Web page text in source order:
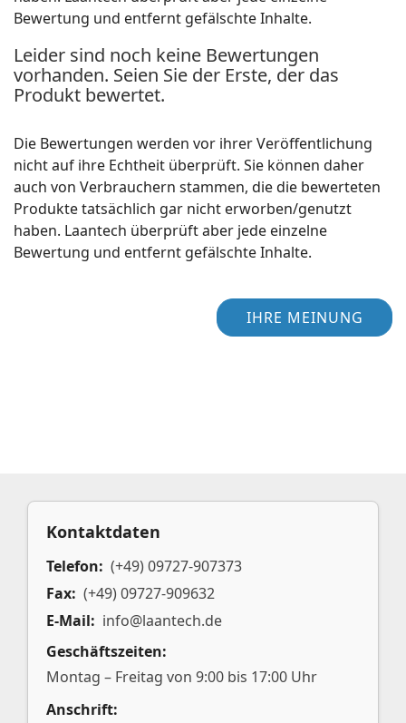
Bewertung und entfernt gefälschte Inhalte.
Leider sind noch keine Bewertungen
vorhanden. Seien Sie der Erste, der das
Produkt bewertet.
Die Bewertungen werden vor ihrer Veröffentlichung
nicht auf ihre Echtheit überprüft. Sie können daher
auch von Verbrauchern stammen, die die bewerteten
Produkte tatsächlich gar nicht erworben/genutzt
haben. Laantech überprüft aber jede einzelne
Bewertung und entfernt gefälschte Inhalte.
IHRE MEINUNG
Kontaktdaten
Telefon: (+49) 09727-907373
Fax: (+49) 09727-909632
E-Mail: info@laantech.de
Geschäftszeiten:
Montag – Freitag von 9:00 bis 17:00 Uhr
Anschrift: